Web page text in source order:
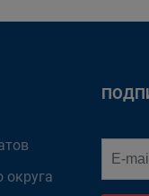
округа